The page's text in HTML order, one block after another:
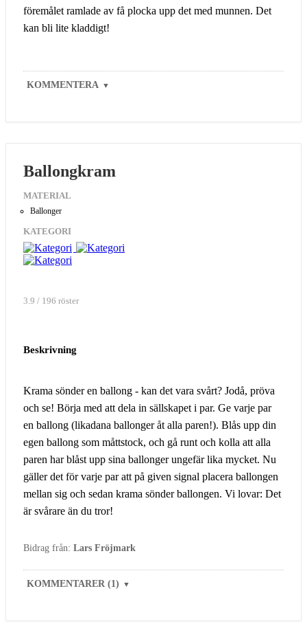
föremålet ramlade av få plocka upp det med munnen. Det
kan bli lite kladdigt!
KOMMENTERA ▼
Ballongkram
MATERIAL
Ballonger
KATEGORI
3.9 / 196 röster
Beskrivning
Krama sönder en ballong - kan det vara svårt? Jodå, pröva
och se! Börja med att dela in sällskapet i par. Ge varje par
en ballong (likadana ballonger åt alla paren!). Blås upp din
egen ballong som måttstock, och gå runt och kolla att alla
paren har blåst upp sina ballonger ungefär lika mycket. Nu
gäller det för varje par att på given signal placera ballongen
mellan sig och sedan krama sönder ballongen. Vi lovar: Det
är svårare än du tror!
Bidrag från: Lars Fröjmark
KOMMENTARER (1) ▼